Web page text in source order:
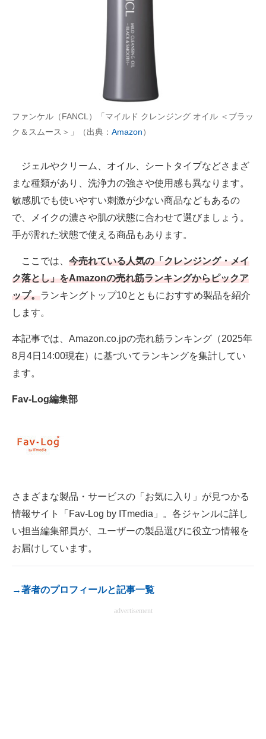
ビジネスと働き方のヒント
企業ITのトレンドを詳説
経営リーダーのコミュニティ
企業向けIT製品の総合サイト
IT製品の技術・比較・事例
モノづくり技術者専門サイト
エレクトロニクス専門サイト
エネルギーの専門メディア
建設×テクノロジーの最前線
ちょっと気になるネットの話題
ファンケル（FANCL）「マイルド クレンジング オイル ＜ブラッ
ク＆スムース＞」（出典： Amazon）
ジェルやクリーム、オイル、シートタイプなどさまざ
まな種類があり、洗浄力の強さや使用感も異なります。
敏感肌でも使いやすい刺激が少ない商品などもあるの
で、メイクの濃さや肌の状態に合わせて選びましょう。
手が濡れた状態で使える商品もあります。
ここでは、 今売れている人気の「クレンジング・メイ
ク落とし」をAmazonの売れ筋ランキングからピックア
ップ。ランキングトップ10とともにおすすめ製品を紹介
します。
本記事では、Amazon.co.jpの売れ筋ランキング（2025年
8月4日14:00現在）に基づいてランキングを集計してい
ます。
Fav-Log編集部
さまざまな製品・サービスの「お気に入り」が見つかる
情報サイト「Fav-Log by ITmedia」。各ジャンルに詳し
い担当編集部員が、ユーザーの製品選びに役立つ情報を
お届けしています。
→著者のプロフィールと記事一覧
advertisement